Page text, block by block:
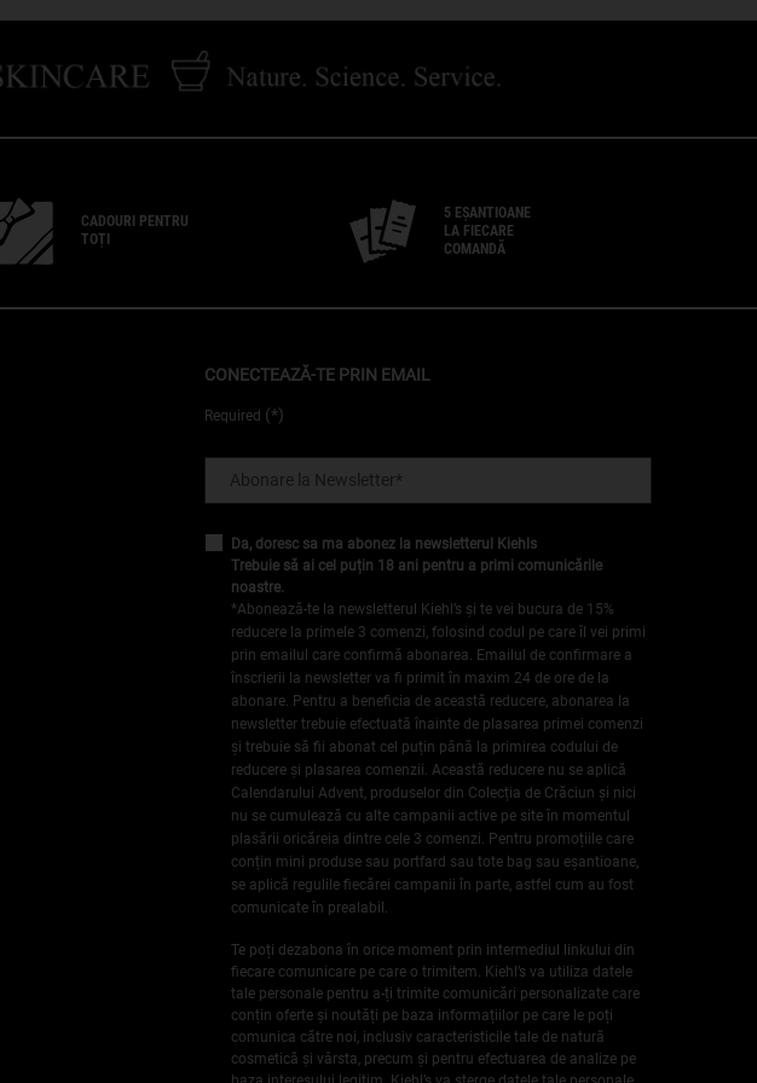
CADOURI PENTRU
TOȚI
5 EȘANTIOANE
LA FIECARE
COMANDĂ
CONECTEAZĂ-TE PRIN EMAIL
Required (*)
Abonare la Newsletter*
Da, doresc sa ma abonez la newsletterul Kiehls
Trebuie să ai cel puțin 18 ani pentru a primi comunicările
noastre.
*Abonează-te la newsletterul Kiehl’s și te vei bucura de 15%
reducere la primele 3 comenzi, folosind codul pe care îl vei primi
prin emailul care confirmă abonarea. Emailul de confirmare a
înscrierii la newsletter va fi primit în maxim 24 de ore de la
abonare. Pentru a beneficia de această reducere, abonarea la
newsletter trebuie efectuată înainte de plasarea primei comenzi
și trebuie să fii abonat cel puțin până la primirea codului de
reducere și plasarea comenzii. Această reducere nu se aplică
Calendarului Advent, produselor din Colecția de Crăciun și nici
nu se cumulează cu alte campanii active pe site în momentul
plasării oricăreia dintre cele 3 comenzi. Pentru promoțiile care
conțin mini produse sau portfard sau tote bag sau eșantioane,
se aplică regulile fiecărei campanii în parte, astfel cum au fost
comunicate în prealabil.
Te poți dezabona în orice moment prin intermediul linkului din
fiecare comunicare pe care o trimitem. Kiehl’s va utiliza datele
tale personale pentru a-ți trimite comunicări personalizate care
conțin oferte și noutăți pe baza informațiilor pe care le poți
comunica către noi, inclusiv caracteristicile tale de natură
cosmetică și vârsta, precum și pentru efectuarea de analize pe